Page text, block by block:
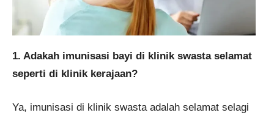
1. Adakah imunisasi bayi di klinik swasta selamat
seperti di klinik kerajaan?
Ya, imunisasi di klinik swasta adalah selamat selagi